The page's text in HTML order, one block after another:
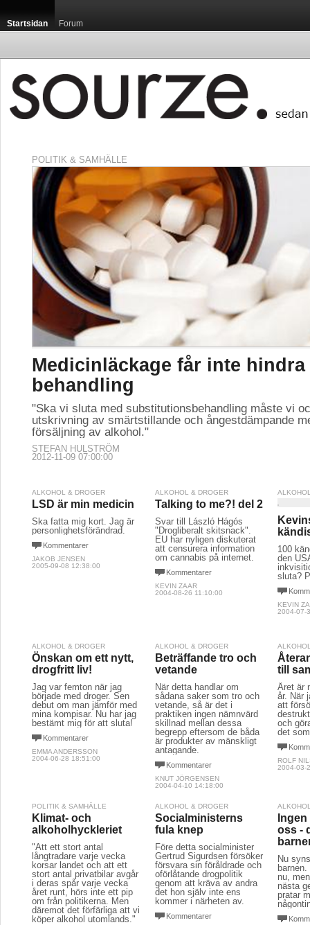
Startsidan Forum
POLITIK & SAMHÄLLE
Medicinläckage får inte hindra
behandling
"Ska vi sluta med substitutionsbehandling måste vi
utskrivning av smärtstillande och ångestdämpande
försäljning av alkohol."
STEFAN HULSTRÖM
2012-11-09 07:00:00
ALKOHOL & DROGER
LSD är min medicin
Ska fatta mig kort. Jag är
personlighetsförändrad.
Kommentarer
JAKOB JENSEN
2005-09-08 12:38:00
ALKOHOL & DROGER
Talking to me?! del 2
Svar till László Hágós
"Drogliberalt skitsnack".
EU har nyligen diskuterat
att censurera information
om cannabis på internet.
Kommentarer
KEVIN ZAAR
2004-08-26 11:10:00
100
den
sluta?
KEVIN
2004-07-
ALKOHOL & DROGER
Önskan om ett nytt,
drogfritt liv!
Jag var femton när jag
började med droger. Sen
debut om man jämför med
mina kompisar. Nu har jag
bestämt mig för att sluta!
Kommentarer
EMMA ANDERSSON
2004-06-28 18:51:00
ALKOHOL & DROGER
Beträffande tro och
vetande
När detta handlar om
sådana saker som tro och
vetande, så är det i
praktiken ingen nämnvärd
skillnad mellan dessa
begrepp eftersom de båda
är produkter av mänskligt
antagande.
Kommentarer
KNUT JÖRGENSEN
2004-04-10 14:18:00
till
Året är
år. När
att
och
det
ROLF
2004-03-
POLITIK & SAMHÄLLE
Klimat- och
alkoholhyckleriet
"Att ett stort antal
långtradare varje vecka
korsar landet och att ett
stort antal privatbilar avgår
i deras spår varje vecka
året runt, hörs inte ett pip
om från politikerna. Men
däremot det förfärliga att vi
köper alkohol utomlands."
ALKOHOL & DROGER
Socialministerns
fula knep
Före detta socialminister
Gertrud Sigurdsen försöker
försvara sin föråldrade och
oförlåtande drogpolitik
genom att kräva av andra
det hon själv inte ens
kommer i närheten av.
Kommentarer
oss -
Nu
nu,
nästa
pratar
Luxemburg är med
som, sett till capita,
publikationen Guide